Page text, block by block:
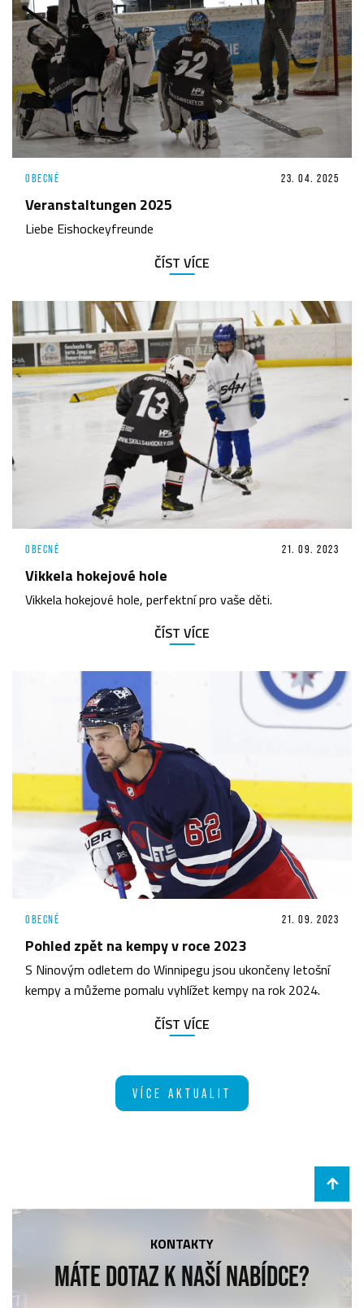
OBECNÉ 23. 04. 2025
Veranstaltungen 2025
Liebe Eishockeyfreunde
ČÍST VÍCE
OBECNÉ 21. 09. 2023
Vikkela hokejové hole
Vikkela hokejové hole, perfektní pro vaše děti.
ČÍST VÍCE
OBECNÉ 21. 09. 2023
Pohled zpět na kempy v roce 2023
S Ninovým odletem do Winnipegu jsou ukončeny letošní
kempy a můžeme pomalu vyhlížet kempy na rok 2024.
ČÍST VÍCE
VÍCE AKTUALIT
KONTAKTY
MÁTE DOTAZ K NAŠÍ NABÍDCE?